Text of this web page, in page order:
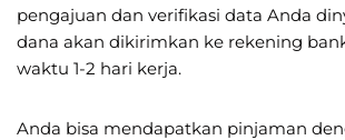
pengajuan dan verifikasi data Anda
dana akan dikirimkan ke rekening
waktu 1-2 hari kerja.
Anda bisa mendapatkan pinjaman